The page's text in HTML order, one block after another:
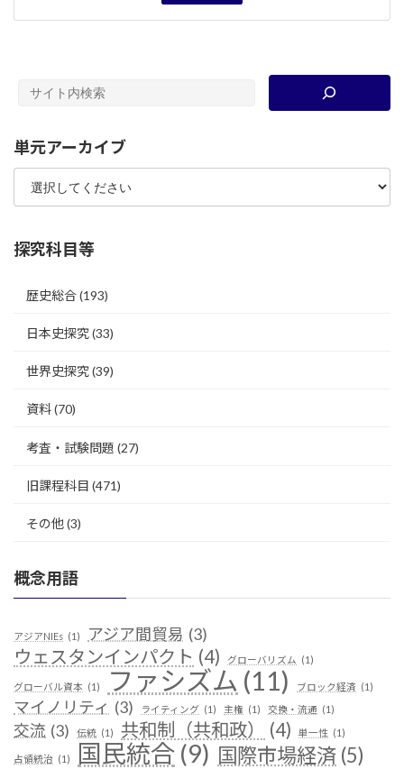
単元アーカイブ
探究科目等
歴史総合(193)
日本史探究(33)
世界史探究(39)
資料(70)
考査・試験問題 (27)
旧課程科目 (471)
その他(3)
概念用語
アジアNIEs (1) アジア間貿易 (3)
ウェスタンインパクト (4) グローバリズム (1)
グローバル資本 (1) ファシズム (11) ブロック経済 (1)
マイノリティ (3) ライティング (1) 主権 (1) 交換・流通 (1)
交流 (3) 伝統 (1) 共和制（共和政） (4) 単一性 (1)
占領統治 (1) 国民統合 (9) 国際市場経済 (5)